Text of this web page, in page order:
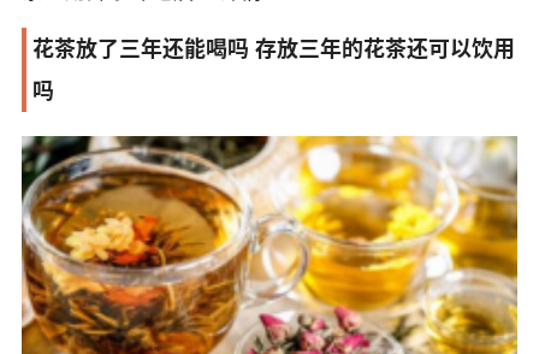
花茶放了三年还能喝吗 存放三年的花茶还可以饮用
吗